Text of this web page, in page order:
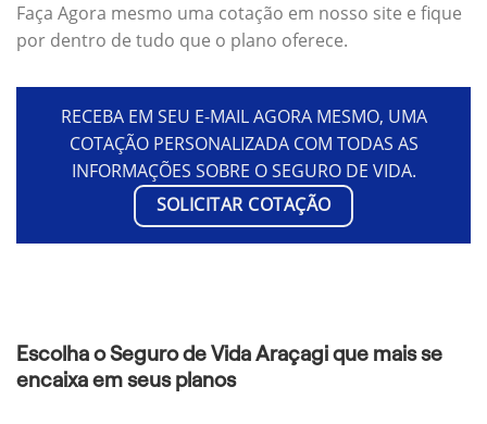
Faça Agora mesmo uma cotação em nosso site e fique
por dentro de tudo que o plano oferece.
RECEBA EM SEU E-MAIL AGORA MESMO, UMA
COTAÇÃO PERSONALIZADA COM TODAS AS
INFORMAÇÕES SOBRE O SEGURO DE VIDA.
SOLICITAR COTAÇÃO
Escolha o Seguro de Vida Araçagi que mais se
encaixa em seus planos